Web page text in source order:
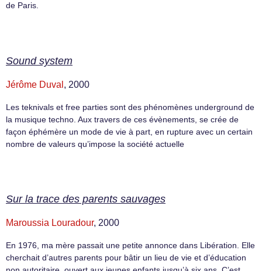
de Paris.
Sound system
Jérôme Duval , 2000
Les teknivals et free parties sont des phénomènes underground de
la musique techno. Aux travers de ces évènements, se crée de
façon éphémère un mode de vie à part, en rupture avec un certain
nombre de valeurs qu’impose la société actuelle
Sur la trace des parents sauvages
Maroussia Louradour, 2000
En 1976, ma mère passait une petite annonce dans Libération. Elle
cherchait d’autres parents pour bâtir un lieu de vie et d’éducation